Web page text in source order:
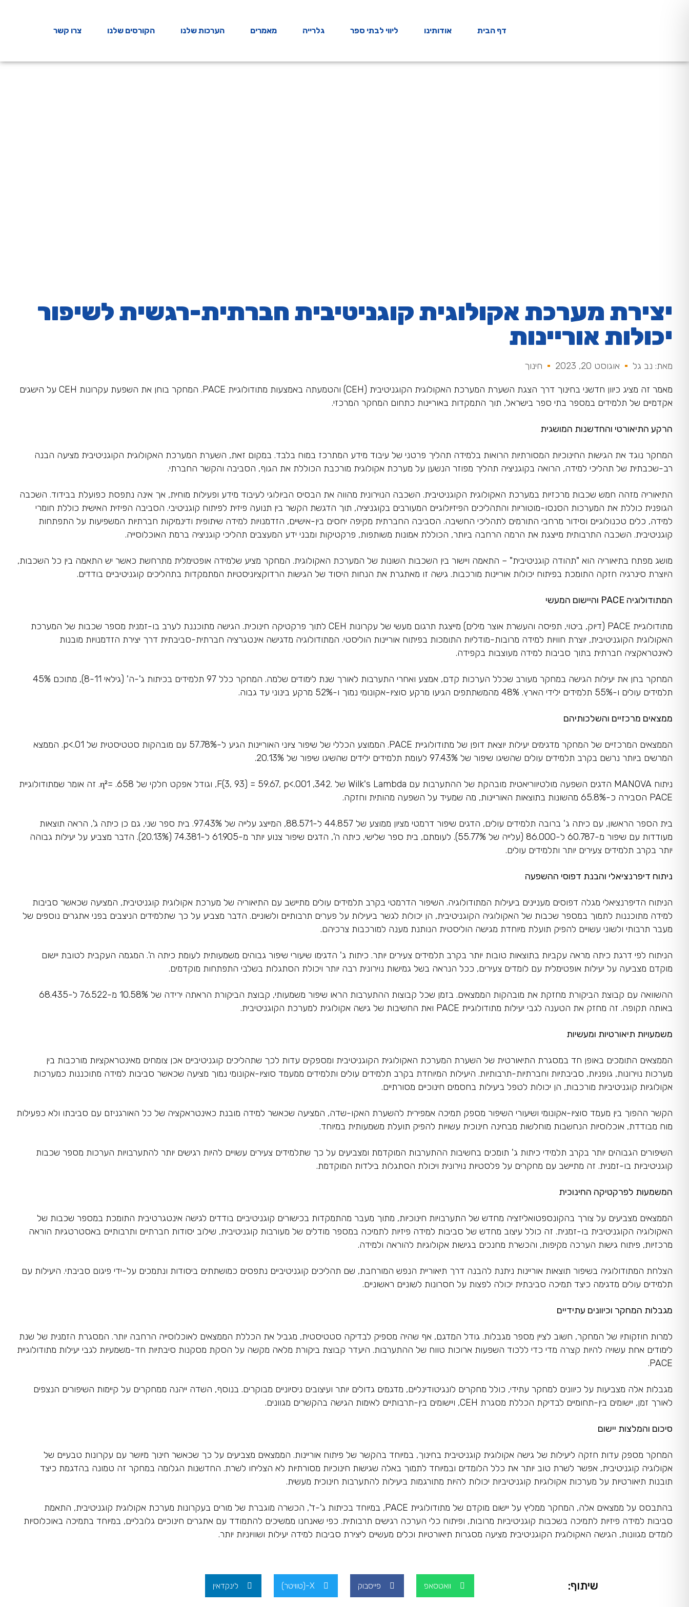
דף הבית אודותינו ליווי לבתי ספר גלרייה מאמרים הערכות שלנו הקורסים שלנו צרו קשר
יצירת מערכת אקולוגית קוגניטיבית חברתית-רגשית לשיפור
יכולות אוריינות
מאת: נב גל אוגוסט 20, 2023 חינוך
מאמר זה מציג כיוון חדשני בחינוך דרך הצגת השערת המערכת האקולוגית הקוגניטיבית (CEH) והטמעתה באמצעות מתודולוגיית PACE. המחקר בוחן את השפעת עקרונות CEH על הישגים
אקדמיים של תלמידים במספר בתי ספר בישראל, תוך התמקדות באוריינות כתחום המחקר המרכזי.
הרקע התיאורטי והחדשנות המושגית
המחקר נוגד את הגישות החינוכיות המסורתיות הרואות בלמידה תהליך פרטני של עיבוד מידע המתרכז במוח בלבד. במקום זאת, השערת המערכת האקולוגית הקוגניטיבית מציעה הבנה
רב-שכבתית של תהליכי למידה, הרואה בקוגניציה תהליך מפוזר הנשען על מערכת אקולוגית מורכבת הכוללת את הגוף, הסביבה והקשר החברתי.
התיאוריה מזהה חמש שכבות מרכזיות במערכת האקולוגית הקוגניטיבית. השכבה הנוירונית מהווה את הבסיס הביולוגי לעיבוד מידע ופעילות מוחית, אך אינה נתפסת כפועלת בבידוד. השכבה
הגופנית כוללת את המערכות הסנסו-מוטוריות והתהליכים הפיזיולוגיים המעורבים בקוגניציה, תוך הדגשת הקשר בין תנועה פיזית לפיתוח קוגניטיבי. הסביבה הפיזית האישית כוללת חומרי
למידה, כלים טכנולוגיים וסידור מרחבי התורמים לתהליכי החשיבה. הסביבה החברתית מקיפה יחסים בין-אישיים, הזדמנויות למידה שיתופית ודינמיקות חברתיות המשפיעות על התפתחות
קוגניטיבית. השכבה התרבותית מייצגת את הרמה הרחבה ביותר, הכוללת אמונות משותפות, פרקטיקות ומבני ידע המעצבים תהליכי קוגניציה ברמת האוכלוסייה.
מושג מפתח בתיאוריה הוא "תהודה קוגניטיבית" – התאמה ויישור בין השכבות השונות של המערכת האקולוגית. המחקר מציע שלמידה אופטימלית מתרחשת כאשר יש התאמה בין כל השכבות,
היוצרת סינרגיה חזקה התומכת בפיתוח יכולות אוריינות מורכבות. גישה זו מאתגרת את הנחות היסוד של הגישות הרדוקציוניסטיות המתמקדות בתהליכים קוגניטיביים בודדים.
המתודולוגיה והיישום המעשי
מתודולוגיית PACE (דיוק, ביטוי, תפיסה והעשרת אוצר מילים) מייצגת תרגום מעשי של עקרונות CEH לתוך פרקטיקה חינוכית. הגישה מתוכננת לערב בו-זמנית מספר שכבות של המערכת
האקולוגית הקוגניטיבית, יוצרת חוויות למידה מרובות-מודליות התומכות בפיתוח אוריינות הוליסטי. המתודולוגיה מדגישה אינטגרציה חברתית-סביבתית דרך יצירת הזדמנויות מובנות
לאינטראקציה חברתית בתוך סביבות למידה מעוצבות בקפידה.
המחקר בחן את יעילות הגישה במחקר מעורב שכלל הערכות קדם, אמצע ואחרי התערבות לאורך שנת לימודים שלמה. המחקר כלל 97 תלמידים בכיתות ג'-ה' (גילאי 8-11), מתוכם 45%
תלמידים עולים ו-55% תלמידים ילידי הארץ. 48% מהמשתתפים הגיעו מרקע סוציו-אקונומי נמוך ו-52% מרקע בינוני עד גבוה.
ממצאים מרכזיים והשלכותיהם
הממצאים המרכזיים של המחקר מדגימים יעילות יוצאת דופן של מתודולוגיית PACE. הממוצע הכללי של שיפור ציוני האוריינות הגיע ל-57.78% עם מובהקות סטטיסטית של p<.01. הממצא
המרשים ביותר נרשם בקרב תלמידים עולים שהשיגו שיפור של 97.43% לעומת תלמידים ילידים שהשיגו שיפור של 20.13%.
ניתוח MANOVA הדגים השפעה מולטיווריאטית מובהקת של ההתערבות עם Wilk's Lambda של .342, F(3, 93) = 59.67, p<.001, וגודל אפקט חלקי של η²= .658. זה אומר שמתודולוגיית
PACE הסבירה כ-65.8% מהשונות בתוצאות האוריינות, מה שמעיד על השפעה מהותית וחזקה.
בית הספר הראשון, עם כיתה ג' ברובה תלמידים עולים, הדגים שיפור דרמטי מציון ממוצע של 44.857 ל-88.571, המייצג עלייה של 97.43%. בית ספר שני, גם כן כיתה ג', הראה תוצאות
מעודדות עם שיפור מ-60.787 ל-86.000 (עלייה של 55.77%). לעומתם, בית ספר שלישי, כיתה ה', הדגים שיפור צנוע יותר מ-61.905 ל-74.381 (20.13%). הדבר מצביע על יעילות גבוהה
יותר בקרב תלמידים צעירים יותר ותלמידים עולים.
ניתוח דיפרנציאלי והבנת דפוסי ההשפעה
הניתוח הדיפרנציאלי מגלה דפוסים מעניינים ביעילות המתודולוגיה. השיפור הדרמטי בקרב תלמידים עולים מתיישב עם התיאוריה של מערכת אקולוגית קוגניטיבית, המציעה שכאשר סביבות
למידה מתוכננות לתמוך במספר שכבות של האקולוגיה הקוגניטיבית, הן יכולות לגשר ביעילות על פערים תרבותיים ולשוניים. הדבר מצביע על כך שתלמידים הניצבים בפני אתגרים נוספים של
מעבר תרבותי ולשוני עשויים להפיק תועלת מיוחדת מגישה הוליסטית הנותנת מענה למורכבות צרכיהם.
הניתוח לפי דרגת כיתה מראה עקביות בתוצאות טובות יותר בקרב תלמידים צעירים יותר. כיתות ג' הדגימו שיעורי שיפור גבוהים משמעותית לעומת כיתה ה'. המגמה העקבית לטובת יישום
מוקדם מצביעה על יעילות אופטימלית עם לומדים צעירים, ככל הנראה בשל גמישות נוירונית רבה יותר ויכולת הסתגלות בשלבי התפתחות מוקדמים.
ההשוואה עם קבוצת הביקורת מחזקת את מובהקות הממצאים. בזמן שכל קבוצות ההתערבות הראו שיפור משמעותי, קבוצת הביקורת הראתה ירידה של 10.58% מ-76.522 ל-68.435
באותה תקופה. זה מחזק את הטענה לגבי יעילות מתודולוגיית PACE ואת החשיבות של גישה אקולוגית למערכת הקוגניטיבית.
משמעויות תיאורטיות ומעשיות
הממצאים התומכים באופן חד במסגרת התיאורטית של השערת המערכת האקולוגית הקוגניטיבית ומספקים עדות לכך שתהליכים קוגניטיביים אכן צומחים מאינטראקציות מורכבות בין
מערכות נוירונות, גופניות, סביבתיות וחברתיות-תרבותיות. היעילות המיוחדת בקרב תלמידים עולים ותלמידים ממעמד סוציו-אקונומי נמוך מציעה שכאשר סביבות למידה מתוכננות כמערכות
אקולוגיות קוגניטיביות מורכבות, הן יכולות לטפל ביעילות בחסמים חינוכיים מסורתיים.
הקשר ההפוך בין מעמד סוציו-אקונומי ושיעורי השיפור מספק תמיכה אמפירית להשערת האקו-שדה, המציעה שכאשר למידה מובנת כאינטראקציה של כל האורגניזם עם סביבתו ולא כפעילות
מוח מבודדת, אוכלוסיות הנחשבות מוחלשות מבחינה חינוכית עשויות להפיק תועלת משמעותית במיוחד.
השיפורים הגבוהים יותר בקרב תלמידי כיתות ג' תומכים בחשיבות ההתערבות המוקדמת ומצביעים על כך שתלמידים צעירים עשויים להיות רגישים יותר להתערבויות הערכות מספר שכבות
קוגניטיביות בו-זמנית. זה מתיישב עם מחקרים על פלסטיות נוירונית ויכולת הסתגלות בילדות המוקדמת.
המשמעות לפרקטיקה החינוכית
הממצאים מצביעים על צורך בהקונספטואליזציה מחדש של התערבויות חינוכיות, מתוך מעבר מהתמקדות בכישורים קוגניטיביים בודדים לגישה אינטגרטיבית התומכת במספר שכבות של
האקולוגיה הקוגניטיבית בו-זמנית. זה כולל עיצוב מחדש של סביבות למידה פיזיות לתמיכה במספר מודלים של מעורבות קוגניטיבית, שילוב יסודות חברתיים ותרבותיים באסטרטגיות הוראה
מרכזיות, פיתוח גישות הערכה מקיפות, והכשרת מחנכים בגישות אקולוגיות להוראה ולמידה.
הצלחת המתודולוגיה בשיפור תוצאות אוריינות ניתנת להבנה דרך תיאוריית הנפש המורחבת, שם תהליכים קוגניטיביים נתפסים כמושתתים ביסודות ונתמכים על-ידי פיגום סביבתי. היעילות עם
תלמידים עולים מדגימה כיצד תמיכה סביבתית יכולה לפצות על חסרונות לשוניים ראשוניים.
מגבלות המחקר וכיוונים עתידיים
למרות חוזקותיו של המחקר, חשוב לציין מספר מגבלות. גודל המדגם, אף שהיה מספיק לבדיקה סטטיסטית, מגביל את הכללת הממצאים לאוכלוסייה הרחבה יותר. המסגרת הזמנית של שנת
לימודים אחת עשויה להיות קצרה מדי כדי ללכוד השפעות ארוכות טווח של ההתערבות. היעדר קבוצת ביקורת מלאה מקשה על הסקת מסקנות סיבתיות חד-משמעיות לגבי יעילות מתודולוגיית
PACE.
מגבלות אלה מצביעות על כיוונים למחקר עתידי, כולל מחקרים לונגיטודינליים, מדגמים גדולים יותר ועיצובים ניסיוניים מבוקרים. בנוסף, השדה ייהנה ממחקרים על קיימות השיפורים הנצפים
לאורך זמן, יישומים בין-תחומיים לבדיקת הכללת מסגרת CEH, ויישומים בין-תרבותיים לאימות הגישה בהקשרים מגוונים.
סיכום והמלצות יישום
המחקר מספק עדות חזקה ליעילות של גישה אקולוגית קוגניטיבית בחינוך, במיוחד בהקשר של פיתוח אוריינות. הממצאים מצביעים על כך שכאשר חינוך מיושר עם עקרונות טבעיים של
אקולוגיה קוגניטיבית, אפשר לשרת טוב יותר את כלל הלומדים ובמיוחד לתמוך באלה שגישות חינוכיות מסורתיות לא הצליחו לשרת. החדשנות הגלומה במחקר זה טמונה בהדגמת כיצד
תובנות תיאורטיות על מערכות אקולוגיות קוגניטיביות יכולות להיות מתורגמות ביעילות להתערבות חינוכית מעשית.
בהתבסס על ממצאים אלה, המחקר ממליץ על יישום מוקדם של מתודולוגיית PACE, במיוחד בכיתות ג'-ד', הכשרה מוגברת של מורים בעקרונות מערכת אקולוגית קוגניטיבית, התאמת
סביבות למידה פיזיות לתמיכה בשכבות קוגניטיביות מרובות, ופיתוח כלי הערכה רגישים תרבותית. כפי שאנחנו ממשיכים להתמודד עם אתגרים חינוכיים גלובליים, במיוחד בתמיכה באוכלוסיות
לומדים מגוונות, הגישה האקולוגית הקוגניטיבית מציעה מסגרות תיאורטיות וכלים מעשיים ליצירת סביבות למידה יעילות ושוויוניות יותר.
שיתוף: וואטסאפ פייסבוק X-(טוויטר) לינקדאין